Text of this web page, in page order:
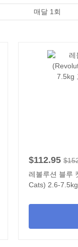
매달 1회
$112.95
레볼루션 블루
Cats) 2.6-